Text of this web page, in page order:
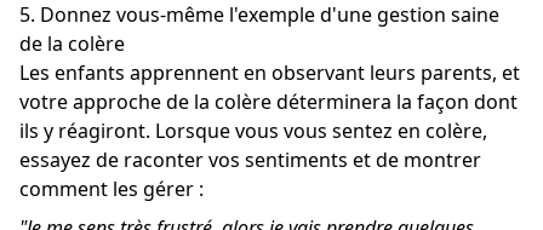
5. Donnez vous-même l'exemple d'une gestion saine
de la colère
Les enfants apprennent en observant leurs parents, et
votre approche de la colère déterminera la façon dont
ils y réagiront. Lorsque vous vous sentez en colère,
essayez de raconter vos sentiments et de montrer
comment les gérer :